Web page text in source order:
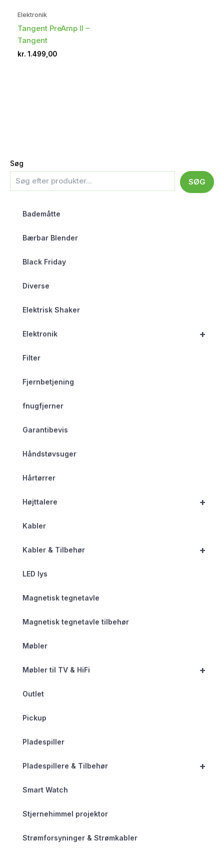
Søg
SØG
Bademåtte
Bærbar Blender
Black Friday
Diverse
Elektrisk Shaker
+
Elektronik
Filter
Fjernbetjening
fnugfjerner
Garantibevis
Håndstøvsuger
Hårtørrer
+
Højttalere
Kabler
+
Kabler & Tilbehør
LED lys
Magnetisk tegnetavle
Magnetisk tegnetavle tilbehør
Møbler
+
Møbler til TV & HiFi
Outlet
Pickup
Pladespiller
+
Pladespillere & Tilbehør
Smart Watch
Stjernehimmel projektor
Strømforsyninger & Strømkabler
Elektronik
Tangent PreAmp II –
Tangent
kr. 1.499,00